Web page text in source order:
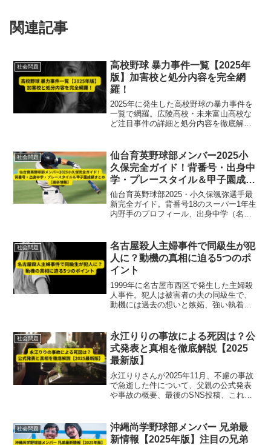
関連記事
社会問題
高校野球 暴力事件一覧【2025年
版】加害校と処分内容を完全網
羅！
2025年に発生した高校野球の暴力事件を
一覧で網羅。広陵高校・未来富山高校な
ど注目事件の詳細と処分内容を徹底解
社会問題
仙台育英野球部メンバー2025小
久保完全ガイド！背番号・出身中
学・プレースタイル＆甲子園成績
まとめ【最新情報】
仙台育英野球部2025・小久保颯弥選手最
新完全ガイド。背番号18のスーパー1年生
内野手のプロフィール、出身中学（名古
社会問題
名古屋殺人主婦事件で同級生が犯
人に？動機の真相に迫る5つのポ
イント
1999年に名古屋市西区で発生した主婦殺
人事件。犯人は被害者の夫の同級生で、
動機には過去の想いと嫉妬、強い執着が
す。
社会問題
永江りりの事故による死因は？公
式発表と真相を徹底解説【2025
最新版】
永江りりさんが2025年11月、不慮の事故
で急逝した件について、父親の公式発表
や事故の概要、最後のSNS投稿、これま
社会問題
沖縄尚学野球部メンバー 兄弟最
新情報【2025年版】注目の兄弟